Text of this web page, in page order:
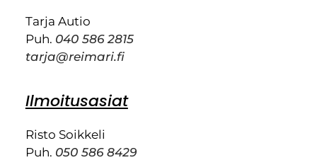
Tarja Autio
Puh. 040 586 2815
tarja@reimari.fi
Ilmoitusasiat
Risto Soikkeli
Puh. 050 586 8429